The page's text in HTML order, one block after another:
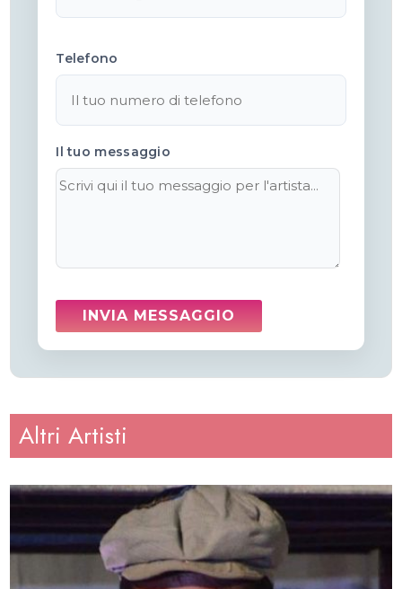
Telefono
Il tuo messaggio
Altri Artisti
Peso
: 80
: Lazio